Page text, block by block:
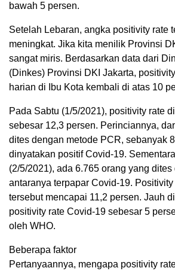
bawah 5 persen.
Setelah Lebaran, angka positivity rate
meningkat. Jika kita menilik Provinsi
sangat miris. Berdasarkan data dari
(Dinkes) Provinsi DKI Jakarta,
harian di Ibu Kota kembali di atas 10
Pada Sabtu (1/5/2021), positivity rate
sebesar 12,3 persen. Perinciannya,
dites dengan metode PCR, sebanyak
dinyatakan positif Covid-19.
(2/5/2021), ada 6.765 orang yang
antaranya terpapar Covid-19.
tersebut mencapai 11,2 persen. Jauh
positivity rate Covid-19 sebesar 5
oleh WHO.
Beberapa faktor
Pertanyaannya, mengapa positivity